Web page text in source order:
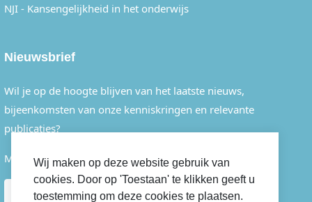
Wij maken op deze website gebruik van
cookies. Door op 'Toestaan' te klikken geeft u
toestemming om deze cookies te plaatsen.
NJI - Kansengelijkheid in het onderwijs
Nieuwsbrief
Wil je op de hoogte blijven van het laatste nieuws,
bijeenkomsten van onze kenniskringen en relevante
publicaties?
Meld je dan eenvoudig aan voor onze nieuwsbrief.
AANMELDEN